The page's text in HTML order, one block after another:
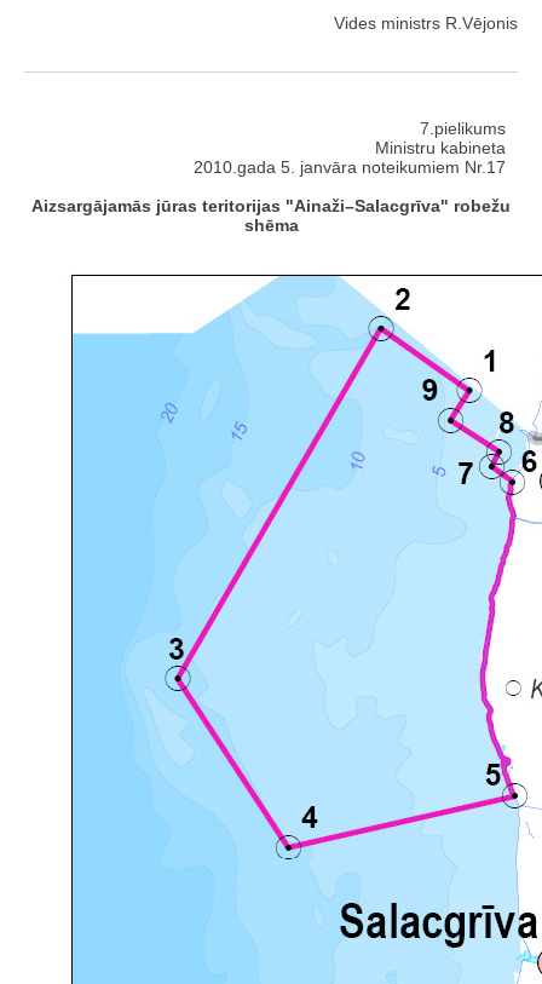
Vides ministrs R.Vējonis
7.pielikums
Ministru kabineta
2010.gada 5. janvāra noteikumiem Nr.17
Aizsargājamās jūras teritorijas "Ainaži–Salacgrīva" robežu
shēma